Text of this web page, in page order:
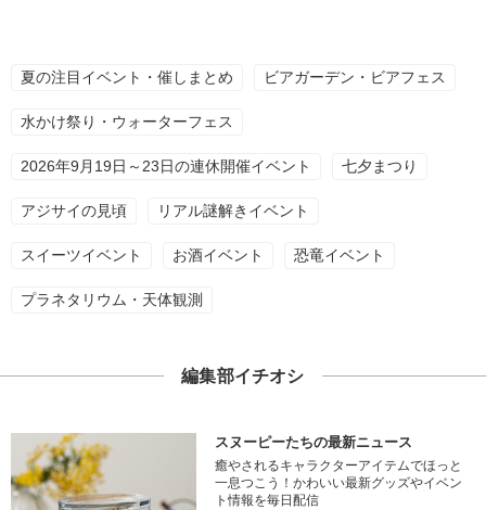
夏の注目イベント・催しまとめ ビアガーデン・ビアフェス
水かけ祭り・ウォーターフェス
2026年9月19日～23日の連休開催イベント 七夕まつり
アジサイの見頃 リアル謎解きイベント
スイーツイベント お酒イベント 恐竜イベント
プラネタリウム・天体観測
編集部イチオシ
スヌーピーたちの最新ニュース
癒やされるキャラクターアイテムでほっと
一息つこう！かわいい最新グッズやイベン
ト情報を毎日配信